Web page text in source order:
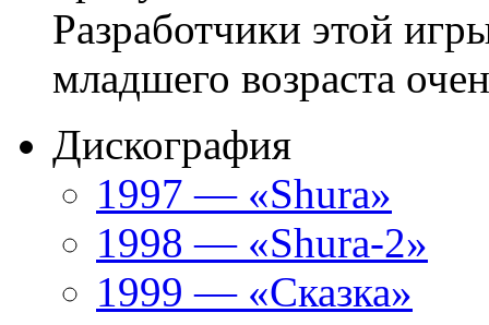
Разработчики этой
младшего возраста
Дискография
1997 — «Shura»
1998 — «Shura-2»
1999 — «Сказка»